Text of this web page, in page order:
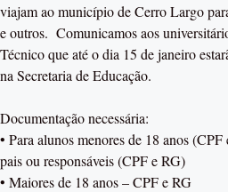
viajam ao município de Cerro Largo
e outros. Comunicamos aos
Técnico que até o dia 15 de janeiro
na Secretaria de Educação.
Documentação necessária:
• Para alunos menores de 18 anos
pais ou responsáveis (CPF e RG)
• Maiores de 18 anos – CPF e RG